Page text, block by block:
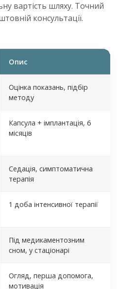
вартість шляху. Точний
консультації.
Опис
Оцінка показань, підбір
методу
Капсула + імплантація, 6
місяців
Седація, симптоматична
терапія
1 доба інтенсивної терапії
Під медикаментозним
сном, у стаціонарі
Огляд, перша допомога,
мотивація